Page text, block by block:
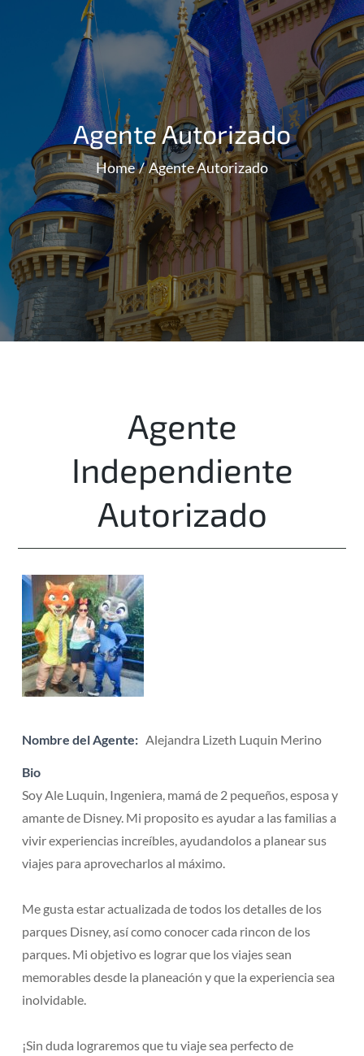
Agente Autorizado
Home Agente Autorizado
Agente
Independiente
Autorizado
Nombre del Agente: Alejandra Lizeth Luquin Merino
Bio
Soy Ale Luquin, Ingeniera, mamá de 2 pequeños, esposa y
amante de Disney. Mi proposito es ayudar a las familias a
vivir experiencias increíbles, ayudandolos a planear sus
viajes para aprovecharlos al máximo.
Me gusta estar actualizada de todos los detalles de los
parques Disney, así como conocer cada rincon de los
parques. Mi objetivo es lograr que los viajes sean
memorables desde la planeación y que la experiencia sea
inolvidable.
¡Sin duda lograremos que tu viaje sea perfecto de